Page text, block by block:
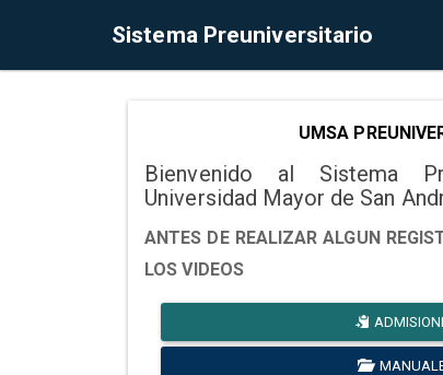
Sistema Preuniversitario
UMSA
Bienvenido al Sistema
Universidad Mayor de San
ANTES DE REALIZAR ALGUN
LOS VIDEOS